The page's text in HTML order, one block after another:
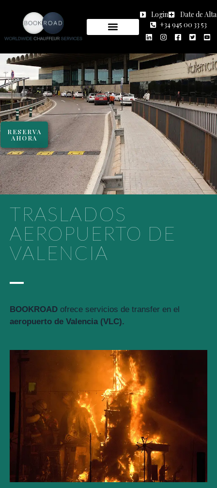
Login
Date de Alta
+34 945 00 33 53
RESERVA
AHORA
TRASLADOS
AEROPUERTO DE
VALENCIA
BOOKROAD ofrece servicios de transfer en el
aeropuerto de Valencia (VLC).